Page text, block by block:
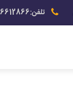
تلفن:03136612866